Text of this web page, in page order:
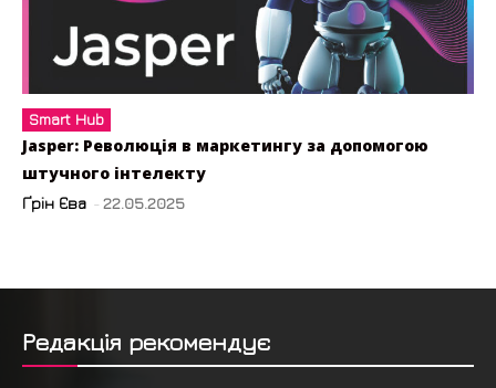
Smart Hub
Jasper: Революція в маркетингу за допомогою
штучного інтелекту
Ґрін Єва - 22.05.2025
Редакція рекомендує